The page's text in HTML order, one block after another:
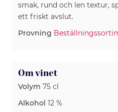
smak, rund och len textur,
ett friskt avslut.
Provning
Om vinet
Volym 75 cl
Alkohol 12 %